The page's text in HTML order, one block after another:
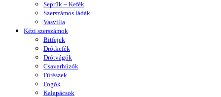
Seprűk – Kefék
Szerszámos ládák
Vasvilla
Kézi szerszámok
Bitfejek
Drótkefék
Drótvágók
Csavarhúzók
Fűrészek
Fogók
Kalapácsok